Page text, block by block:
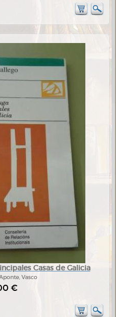
Casas de Galicia
Vasco
€